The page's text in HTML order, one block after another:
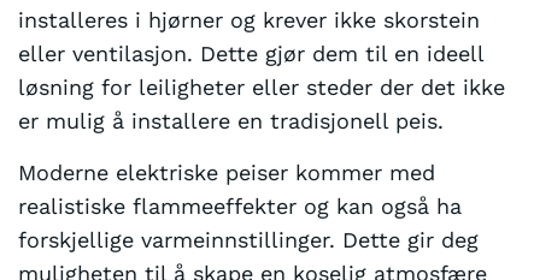
installeres i hjørner og krever ikke skorstein
eller ventilasjon. Dette gjør dem til en ideell
løsning for leiligheter eller steder der det ikke
er mulig å installere en tradisjonell peis.
Moderne elektriske peiser kommer med
realistiske flammeeffekter og kan også ha
forskjellige varmeinnstillinger. Dette gir deg
muligheten til å skape en koselig atmosfære